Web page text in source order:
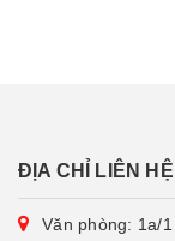
ĐỊA CHỈ LIÊN HỆ
Văn phòng: 1a/